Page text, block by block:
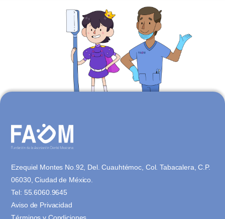
Ezequiel Montes No.92, Del. Cuauhtémoc, Col. Tabacalera, C.P.
06030, Ciudad de México.
Tel: 55.6060.9645
Aviso de Privacidad